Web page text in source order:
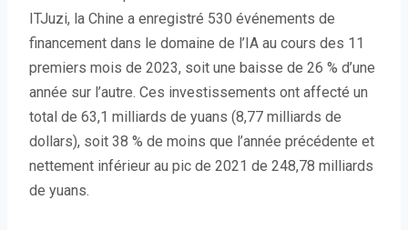
ITJuzi, la Chine a enregistré 530 événements de
financement dans le domaine de l’IA au cours des 11
premiers mois de 2023, soit une baisse de 26 % d’une
année sur l’autre. Ces investissements ont affecté un
total de 63,1 milliards de yuans (8,77 milliards de
dollars), soit 38 % de moins que l’année précédente et
nettement inférieur au pic de 2021 de 248,78 milliards
de yuans.